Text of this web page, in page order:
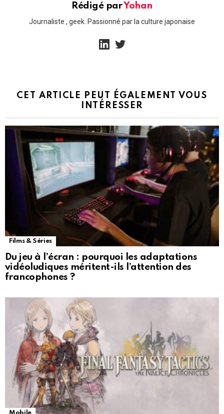
Rédigé parYohan
Journaliste , geek. Passionné par la culture japonaise
CET ARTICLE PEUT ÉGALEMENT VOUS
INTÉRESSER
Films & Séries
Du jeu à l’écran : pourquoi les adaptations
vidéoludiques méritent-ils l’attention des
francophones ?
Mobile